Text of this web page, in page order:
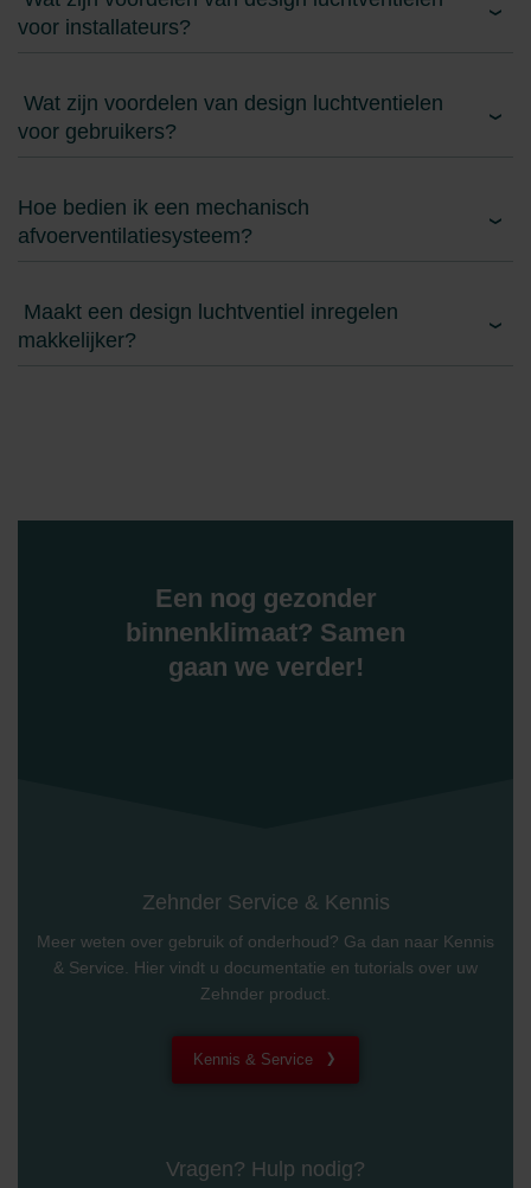
Zehnder Group Nederland bv: Privacyverklaringen
Zehnder Group Sales International: Privacy Policy
danych Zehnder
Zehnder Group UK Limited: Privacy Policy
voor installateurs?
Wat zijn voordelen van design luchtventielen
voor gebruikers?
Hoe bedien ik een mechanisch
afvoerventilatiesysteem?
Maakt een design luchtventiel inregelen
makkelijker?
Een nog gezonder
binnenklimaat? Samen
gaan we verder!
Zehnder Service & Kennis
Meer weten over gebruik of onderhoud? Ga dan naar Kennis
& Service. Hier vindt u documentatie en tutorials over uw
Zehnder product.
Kennis & Service
Vragen? Hulp nodig?